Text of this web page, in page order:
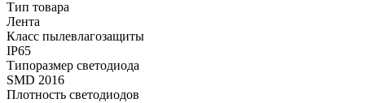
Тип товара
Лента
Класс пылевлагозащиты
IP65
Типоразмер светодиода
SMD 2016
Плотность светодиодов